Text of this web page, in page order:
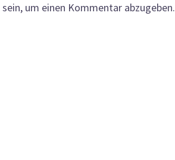
sein, um einen Kommentar abzugeben.